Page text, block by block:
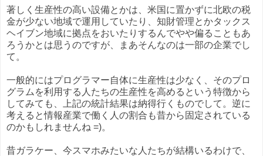
著しく生産性の高い設備とかは、米国に置かずに北欧の税
金が少ない地域で運用していたり、知財管理とかタックス
ヘイブン地域に拠点をおいたりするんでやや偏ることもあ
ろうかとは思うのですが、まあそんなのは一部の企業でし
て。
一般的にはプログラマー自体に生産性は少なく、そのプロ
グラムを利用する人たちの生産性を高めるという特徴から
してみても、上記の統計結果は納得行くものでして。逆に
考えると情報産業で働く人の割合も昔から固定されている
のかもしれませんね =)。
昔ガラケー、今スマホみたいな人たちが結構いるわけで、